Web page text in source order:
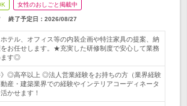
女性のおしごと掲載中
終了予定日： 2026/08/27
テル、オフィス等の内装企画や特注家具の提案、納
お任せします。★充実した研修制度で安心して業務
ます◎
》◎高卒以上 ◎法人営業経験をお持ちの方（業界経験
産・建築業界での経験やインテリアコーディネータ
かせます！